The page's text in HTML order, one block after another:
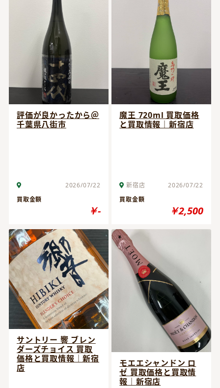
評価が良かったから＠
千葉県八街市
2026/07/22
買取金額
￥-
魔王 720ml 買取価格
と買取情報｜新宿店
新宿店
2026/07/22
買取金額
￥2,500
サントリー 響 ブレン
ダーズチョイス 買取
価格と買取情報｜新宿
店
モエエシャンドン ロ
ゼ 買取価格と買取情
報｜新宿店